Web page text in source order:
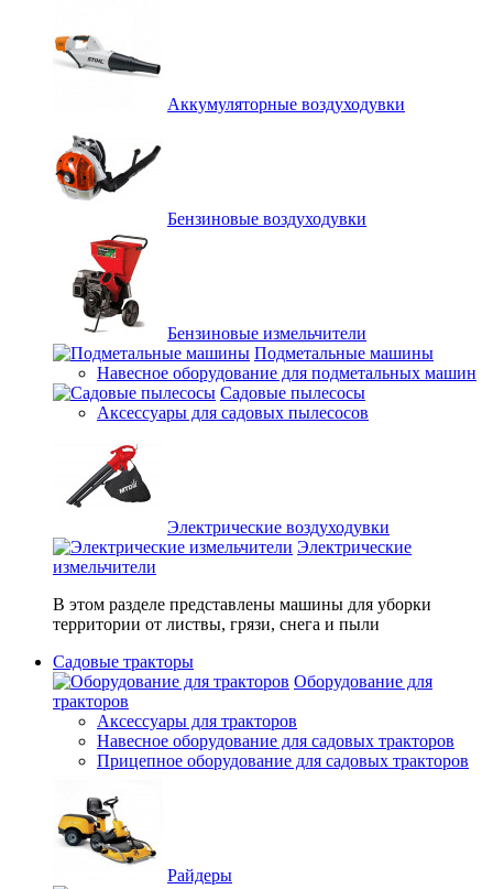
Аккумуляторные воздуходувки
Бензиновые воздуходувки
Бензиновые измельчители
Подметальные машины
Навесное оборудование для подметальных машин
Садовые пылесосы
Аксессуары для садовых пылесосов
Электрические воздуходувки
Электрические
измельчители
В этом разделе представлены машины для уборки
территории от листвы, грязи, снега и пыли
Садовые тракторы
Оборудование для
тракторов
Аксессуары для тракторов
Навесное оборудование для садовых тракторов
Прицепное оборудование для садовых тракторов
Райдеры